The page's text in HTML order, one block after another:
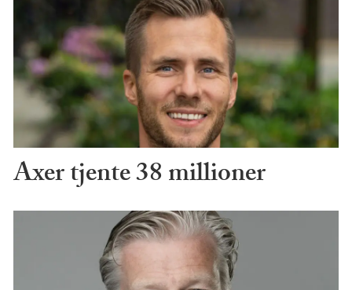
Axer tjente 38 millioner